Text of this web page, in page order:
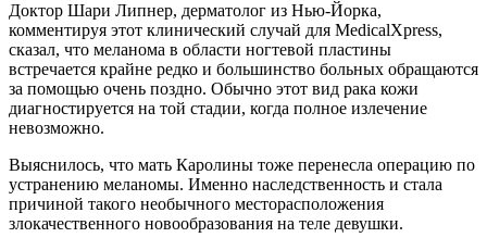
Доктор Шари Липнер, дерматолог из Нью-Йорка,
комментируя этот клинический случай для MedicalXpress,
сказал, что меланома в области ногтевой пластины
встречается крайне редко и большинство больных обращаются
за помощью очень поздно. Обычно этот вид рака кожи
диагностируется на той стадии, когда полное излечение
невозможно.
Выяснилось, что мать Каролины тоже перенесла операцию по
устранению меланомы. Именно наследственность и стала
причиной такого необычного месторасположения
злокачественного новообразования на теле девушки.